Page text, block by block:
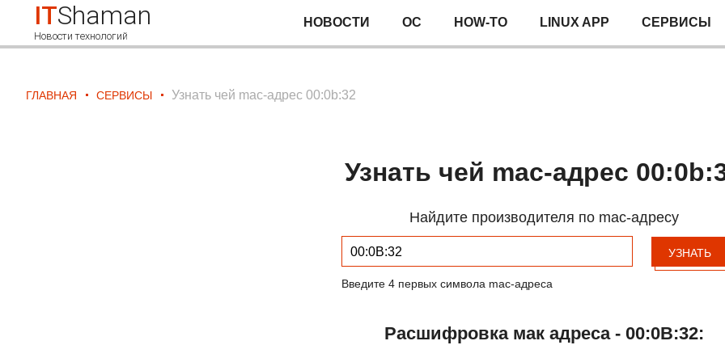
ITShaman
Новости технологий
НОВОСТИ ОС HOW-TO LINUX APP СЕРВИСЫ
ГЛАВНАЯ СЕРВИСЫ Узнать чей mac-адрес 00:0b:32
Узнать чей mac-адрес
Найдите производителя по mac-адресу
УЗНАТЬ
Введите 4 первых символа mac-адреса
Расшифровка мак адреса - 00:0B:32: